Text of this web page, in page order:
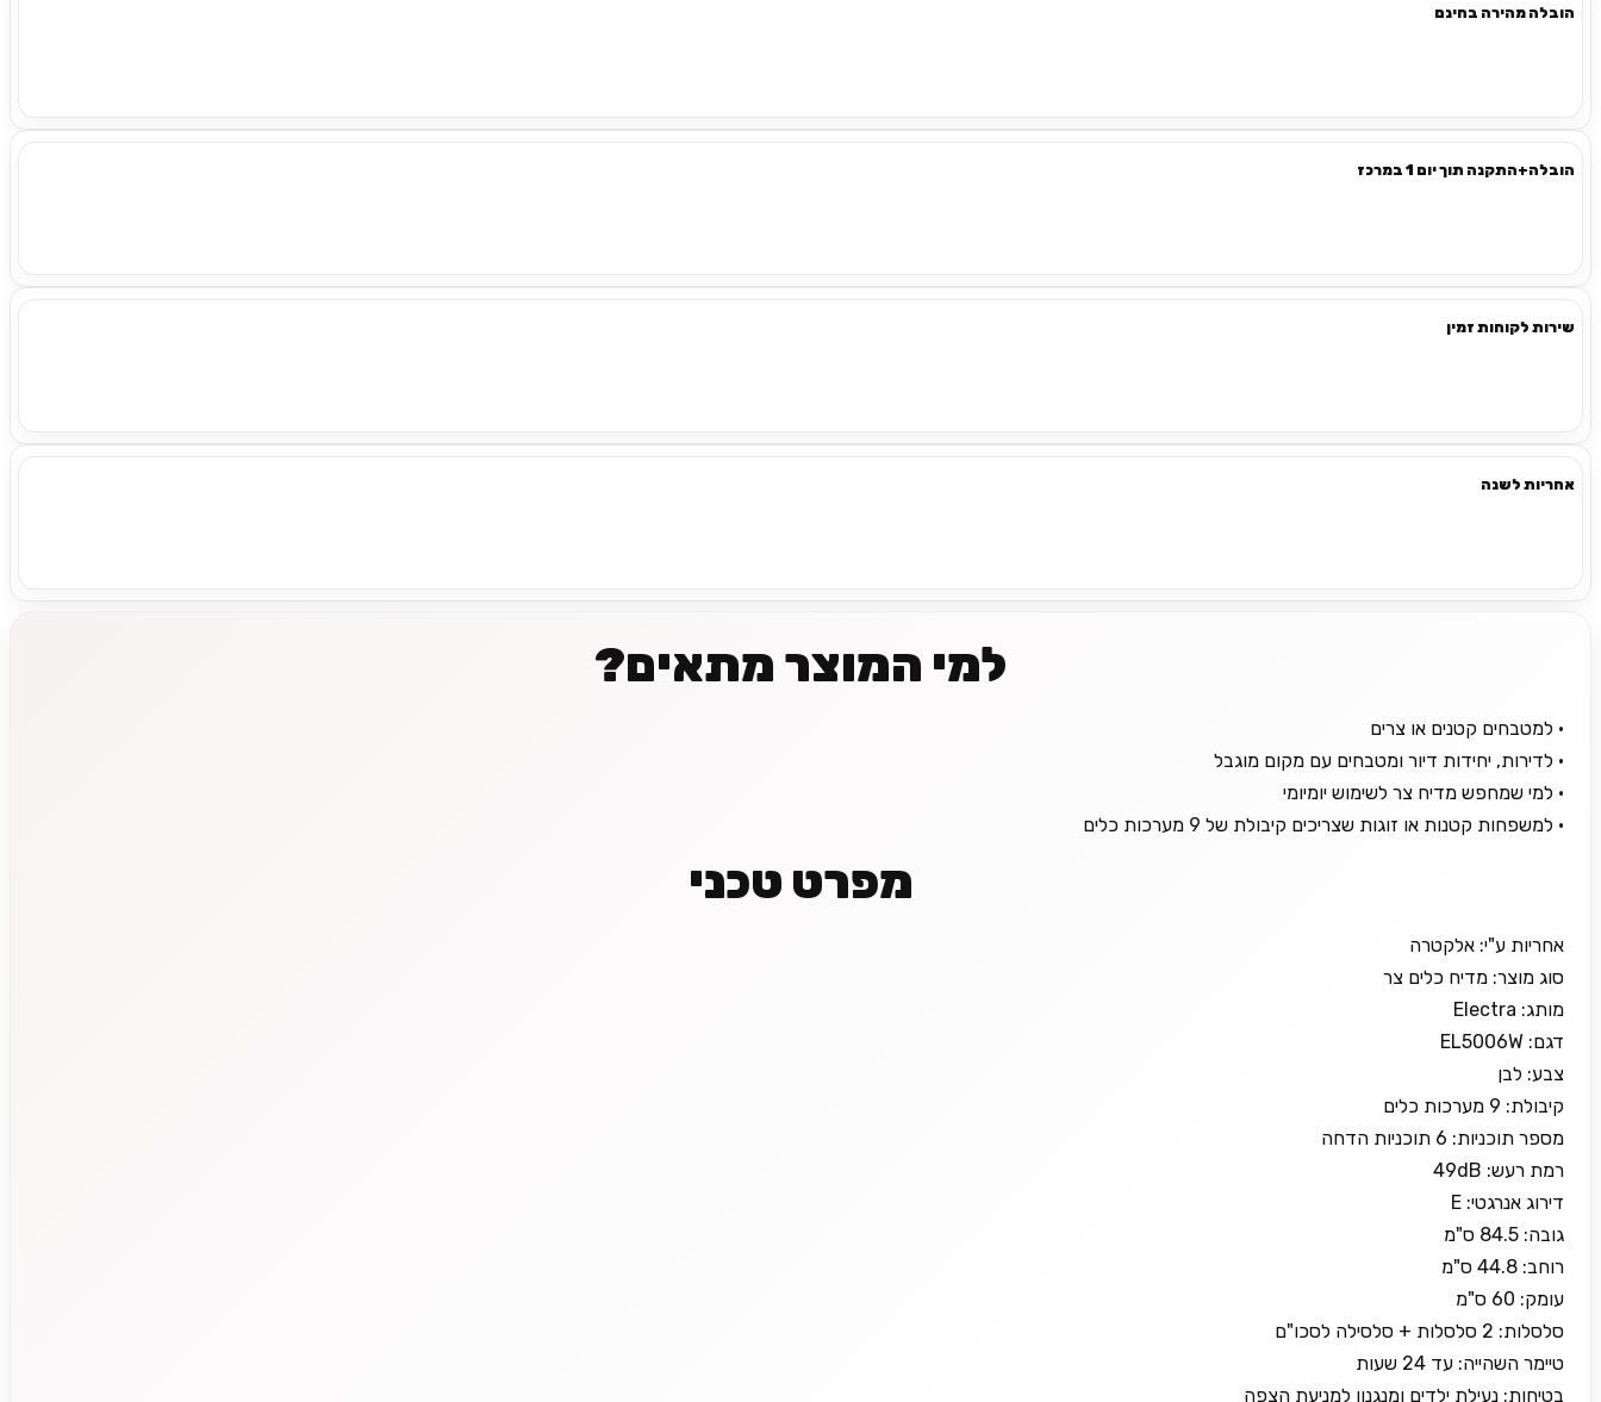
הובלה מהירה בחינם
הובלה+התקנה תוך יום 1 במרכז
שירות לקוחות זמין
אחריות לשנה
למי המוצר מתאים?
• למטבחים קטנים או צרים
• לדירות, יחידות דיור ומטבחים עם מקום מוגבל
• למי שמחפש מדיח צר לשימוש יומיומי
• למשפחות קטנות או זוגות שצריכים קיבולת של 9 מערכות כלים
מפרט טכני
אחריות ע"י: אלקטרה
סוג מוצר: מדיח כלים צר
מותג: Electra
דגם: EL5006W
צבע: לבן
קיבולת: 9 מערכות כלים
מספר תוכניות: 6 תוכניות הדחה
רמת רעש: 49dB
דירוג אנרגטי: E
גובה: 84.5 ס"מ
רוחב: 44.8 ס"מ
עומק: 60 ס"מ
סלסלות: 2 סלסלות + סלסילה לסכו"ם
טיימר השהייה: עד 24 שעות
בטיחות: נעילת ילדים ומנגנון למניעת הצפה